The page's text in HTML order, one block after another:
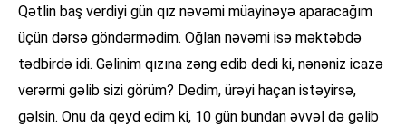
Qətlin baş verdiyi gün qız nəvəmi müayinəyə aparacağım
üçün dərsə göndərmədim. Oğlan nəvəmi isə məktəbdə
tədbirdə idi. Gəlinim qızına zəng edib dedi ki, nənəniz icazə
verərmi gəlib sizi görüm? Dedim, ürəyi haçan istəyirsə,
gəlsin. Onu da qeyd edim ki, 10 gün bundan əvvəl də gəlib